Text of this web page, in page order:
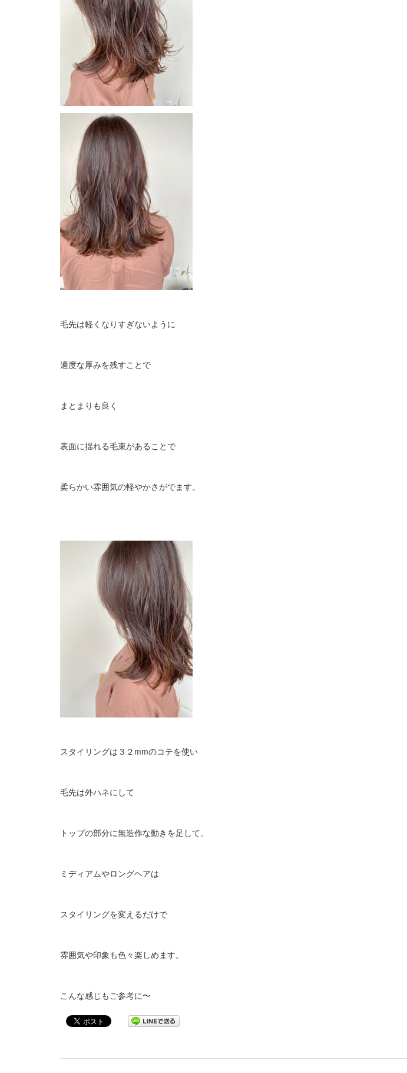
毛先は軽くなりすぎないように
適度な厚みを残すことで
まとまりも良く
表面に揺れる毛束があることで
柔らかい雰囲気の軽やかさがでます。
スタイリングは３２mmのコテを使い
毛先は外ハネにして
トップの部分に無造作な動きを足して。
ミディアムやロングヘアは
スタイリングを変えるだけで
雰囲気や印象も色々楽しめます。
こんな感じもご参考に〜